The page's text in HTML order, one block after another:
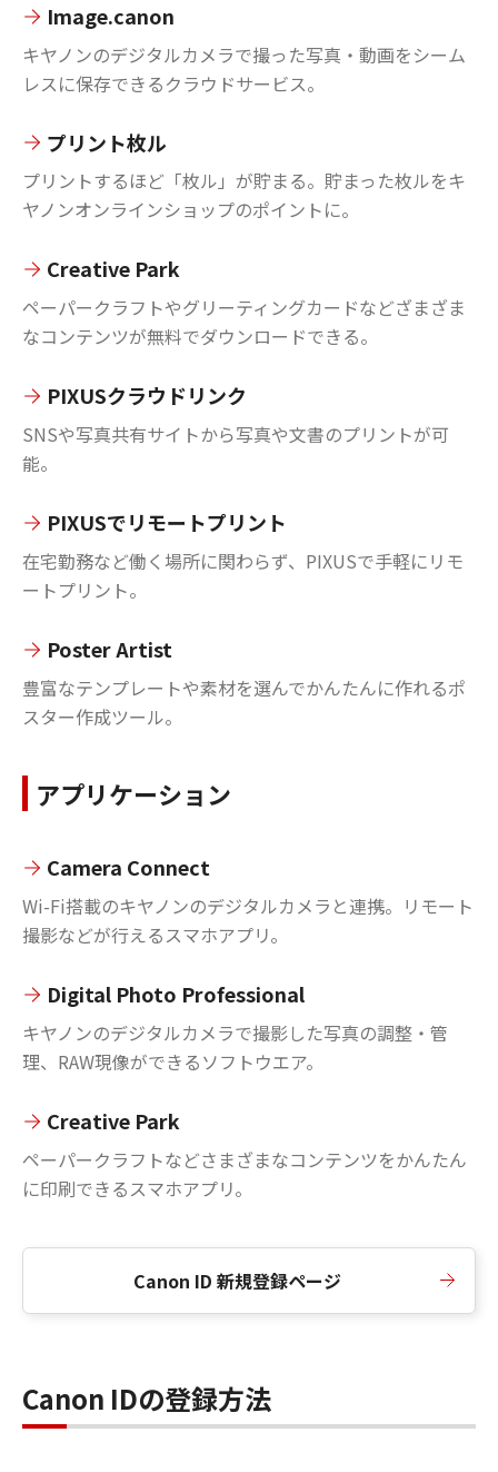
Image.canon
キヤノンのデジタルカメラで撮った写真・動画をシーム
レスに保存できるクラウドサービス。
プリント枚ル
プリントするほど「枚ル」が貯まる。貯まった枚ルをキ
ヤノンオンラインショップのポイントに。
Creative Park
ペーパークラフトやグリーティングカードなどざまざま
なコンテンツが無料でダウンロードできる。
PIXUSクラウドリンク
SNSや写真共有サイトから写真や文書のプリントが可
能。
PIXUSでリモートプリント
在宅勤務など働く場所に関わらず、PIXUSで手軽にリモ
ートプリント。
Poster Artist
豊富なテンプレートや素材を選んでかんたんに作れるポ
スター作成ツール。
アプリケーション
Camera Connect
Wi-Fi搭載のキヤノンのデジタルカメラと連携。リモート
撮影などが行えるスマホアプリ。
Digital Photo Professional
キヤノンのデジタルカメラで撮影した写真の調整・管
理、RAW現像ができるソフトウエア。
Creative Park
ペーパークラフトなどさまざまなコンテンツをかんたん
に印刷できるスマホアプリ。
Canon ID 新規登録ページ
Canon IDの登録方法